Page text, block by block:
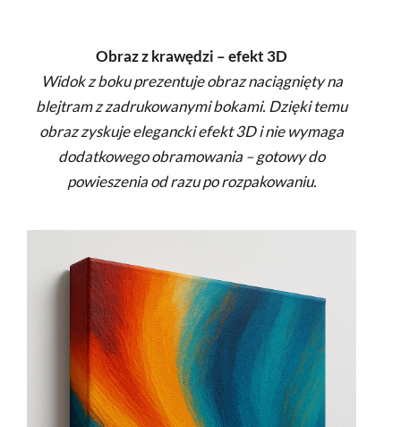
Obraz z krawędzi – efekt 3D
Widok z boku prezentuje obraz naciągnięty na
blejtram z zadrukowanymi bokami. Dzięki temu
obraz zyskuje elegancki efekt 3D i nie wymaga
dodatkowego obramowania – gotowy do
powieszenia od razu po rozpakowaniu.